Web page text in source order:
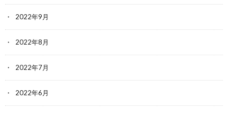
2022年9月
2022年8月
2022年7月
2022年6月